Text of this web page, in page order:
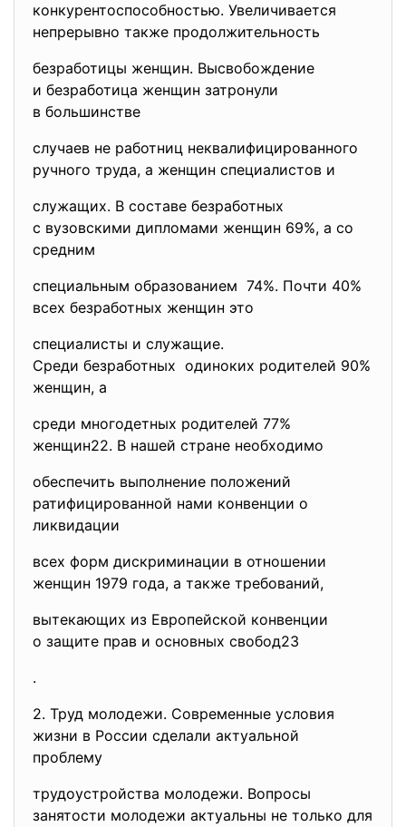
конкурентоспособностью. Увеличивается
непрерывно также продолжительность
безработицы женщин. Высвобождение
и безработица женщин затронули
в большинстве
случаев не работниц неквалифицированного
ручного труда, а женщин специалистов и
служащих. В составе безработных
с вузовскими дипломами женщин 69%, а со
средним
специальным образованием 74%. Почти 40%
всех безработных женщин это
специалисты и служащие.
Среди безработных одиноких родителей 90%
женщин, а
среди многодетных родителей 77%
женщин22. В нашей стране необходимо
обеспечить выполнение положений
ратифицированной нами конвенции о
ликвидации
всех форм дискриминации в отношении
женщин 1979 года, а также требований,
вытекающих из Европейской конвенции
о защите прав и основных свобод23
.
2. Труд молодежи. Современные условия
жизни в России сделали актуальной
проблему
трудоустройства молодежи. Вопросы
занятости молодежи актуальны не только для